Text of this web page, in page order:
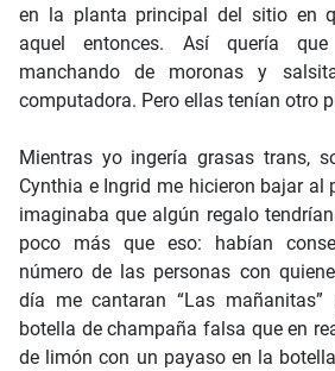
en la planta principal del sitio en
aquel entonces. Así quería que
manchando de moronas y
computadora. Pero ellas tenían otro
Mientras yo ingería grasas trans,
Cynthia e Ingrid me hicieron bajar al
imaginaba que algún regalo
poco más que eso: habían
número de las personas con
día me cantaran “Las mañanitas”
botella de champaña falsa que en
de limón con un payaso en la